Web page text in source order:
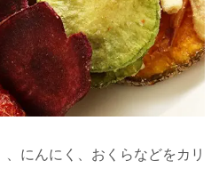
にんにく、おくらなどをカリ